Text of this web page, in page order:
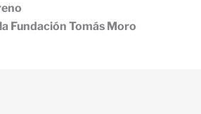
Fundación Tomás Moro